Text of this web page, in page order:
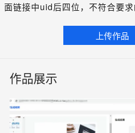
面链接中uid后四位，不符合要
上传作品
作品展示